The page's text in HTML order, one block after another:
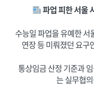
파업 피한 서울
수능일 파업을 유예한 서
연장 등 미뤄졌던 요구
통상임금 산정 기준과
는 실무협